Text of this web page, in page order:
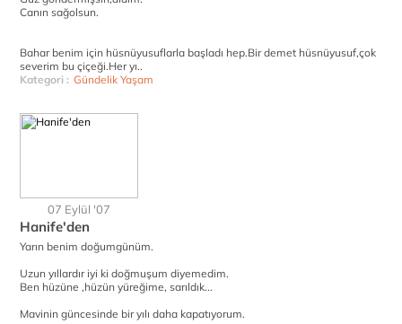
Canın sağolsun.
Bahar benim için hüsnüyusuflarla başladı hep.Bir demet hüsnüyusuf,çok
severim bu çiçeği.Her yı..
Kategori : Gündelik Yaşam
07 Eylül '07
Hanife'den
Yarın benim doğumgünüm.
Uzun yıllardır iyi ki doğmuşum diyemedim.
Ben hüzüne ,hüzün yüreğime, sarıldık...
Mavinin güncesinde bir yılı daha kapatıyorum.